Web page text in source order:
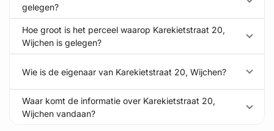
gelegen?
Hoe groot is het perceel waarop Karekietstraat 20,
Wijchen is gelegen?
Wie is de eigenaar van Karekietstraat 20, Wijchen?
Waar komt de informatie over Karekietstraat 20,
Wijchen vandaan?